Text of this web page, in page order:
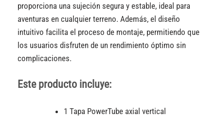
proporciona una sujeción segura y estable, ideal para
aventuras en cualquier terreno. Además, el diseño
intuitivo facilita el proceso de montaje, permitiendo que
los usuarios disfruten de un rendimiento óptimo sin
complicaciones.
Este producto incluye:
1 Tapa PowerTube axial vertical